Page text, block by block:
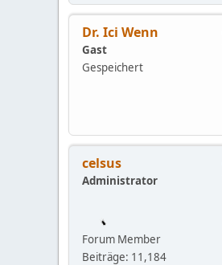
Dr. Ici Wenn
Gast
Gespeichert
celsus
Administrator
Forum Member
Beiträge: 11,184